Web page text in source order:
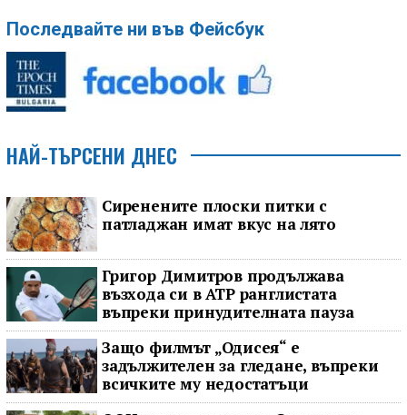
Последвайте ни във Фейсбук
НАЙ-ТЪРСЕНИ ДНЕС
Сиренените плоски питки с
патладжан имат вкус на лято
Григор Димитров продължава
възхода си в ATP ранглистата
въпреки принудителната пауза
Защо филмът „Одисея“ е
задължителен за гледане, въпреки
всичките му недостатъци